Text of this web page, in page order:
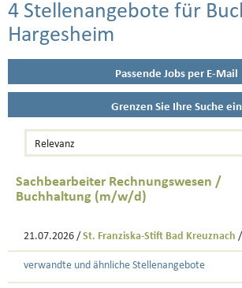
4 Stellenangebote für
Hargesheim
Passende Jobs per E-Mail
Grenzen Sie Ihre Suche ein
Sachbearbeiter Rechnungswesen /
Buchhaltung (m/w/d)
21.07.2026 / St. Franziska-Stift Bad Kreuznach
verwandte und ähnliche Stellenangebote